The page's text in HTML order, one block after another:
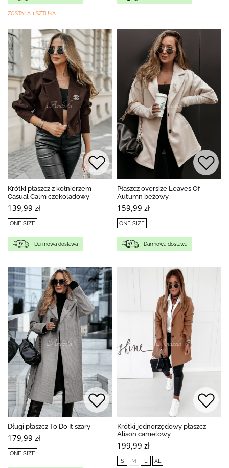
ZOSTAŁA 1 SZTUKA
Krótki płaszcz z kołnierzem
Casual Calm czekoladowy
139,99 zł
ONE SIZE
Darmowa dostawa
Płaszcz oversize Leaves Of
Autumn beżowy
159,99 zł
ONE SIZE
Darmowa dostawa
Długi płaszcz To Do It szary
179,99 zł
ONE SIZE
Krótki jednorzędowy płaszcz
Alison camelowy
199,99 zł
S M L XL